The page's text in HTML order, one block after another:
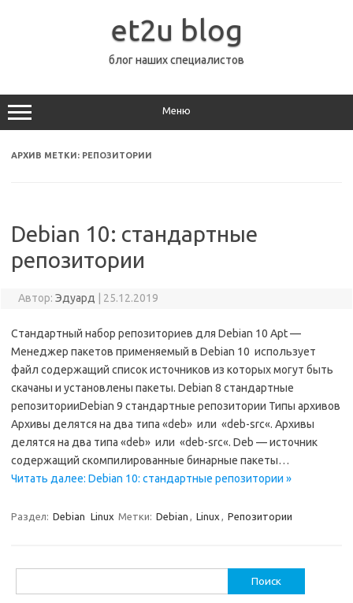
et2u blog
блог наших специалистов
Меню
АРХИВ МЕТКИ: РЕПОЗИТОРИИ
Debian 10: стандартные
репозитории
Автор: Эдуард 25.12.2019
Стандартный набор репозиториев для Debian 10 Apt —
Менеджер пакетов применяемый в Debian 10 использует
файл содержащий список источников из которых могут быть
скачаны и установлены пакеты. Debian 8 стандартные
репозиторииDebian 9 стандартные репозитории Типы архивов
Архивы делятся на два типа «deb» или «deb-src«. Архивы
делятся на два типа «deb» или «deb-src«. Deb — источник
содержащий скомпилированные бинарные пакеты…
Читать далее: Debian 10: стандартные репозитории »
Раздел: Debian Linux Метки: Debian , Linux , Репозитории